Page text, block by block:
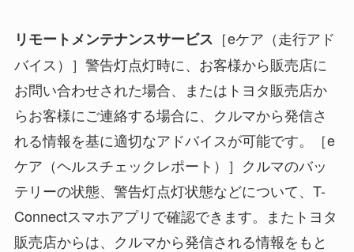
リモートメンテナンスサービス ［eケア（走行アド
バイス）］警告灯点灯時に、お客様から販売店に
お問い合わせされた場合、またはトヨタ販売店か
らお客様にご連絡する場合に、クルマから発信さ
れる情報を基に適切なアドバイスが可能です。［e
ケア（ヘルスチェックレポート）］クルマのバッ
テリーの状態、警告灯点灯状態などについて、T-
Connectスマホアプリで確認できます。またトヨタ
販売店からは、クルマから発信される情報をもと